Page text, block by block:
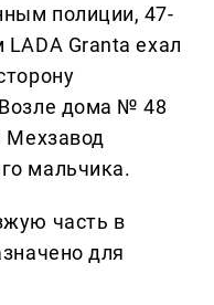
полиции, 47-
Granta ехал
дома № 48
Мехзавод
мальчика.
часть в
для